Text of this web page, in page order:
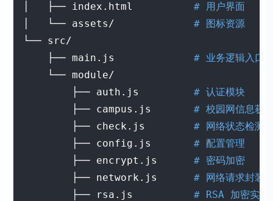
│   ├── index.html # 用户界面
│   └── assets/ # 图标资源
└── src/
    ├── main.js
# 业务逻辑入口
    └── module/
        ├── auth.js
# 认证模块
        ├── campus.js
# 校园网信息获
        ├── check.js
# 网络状态检测
        ├── config.js
# 配置管理
        ├── encrypt.js
# 密码加密
        ├── network.js
# 网络请求封装
        ├── rsa.js
# RSA 加密实现